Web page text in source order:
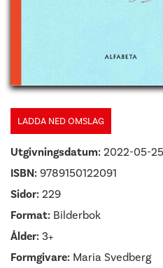
LADDA NED OMSLAG
Utgivningsdatum: 2022-05-25
ISBN: 9789150122091
Sidor: 229
Format: Bilderbok
Ålder: 3+
Formgivare: Maria Svedberg